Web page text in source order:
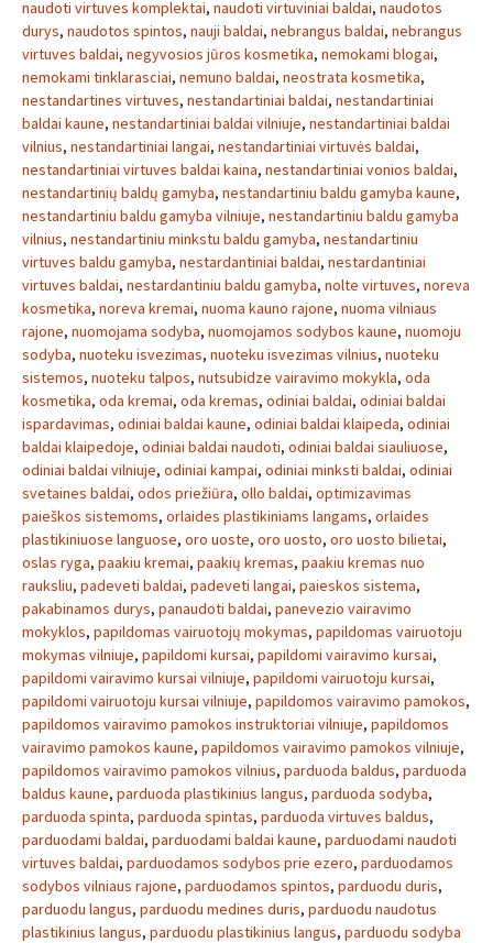
naudoti virtuves komplektai, naudoti virtuviniai baldai, naudotos
durys, naudotos spintos, nauji baldai, nebrangus baldai, nebrangus
virtuves baldai, negyvosios jūros kosmetika, nemokami blogai,
nemokami tinklarasciai, nemuno baldai, neostrata kosmetika,
nestandartines virtuves, nestandartiniai baldai, nestandartiniai
baldai kaune, nestandartiniai baldai vilniuje, nestandartiniai baldai
vilnius, nestandartiniai langai, nestandartiniai virtuvės baldai,
nestandartiniai virtuves baldai kaina, nestandartiniai vonios baldai,
nestandartinių baldų gamyba, nestandartiniu baldu gamyba kaune,
nestandartiniu baldu gamyba vilniuje, nestandartiniu baldu gamyba
vilnius, nestandartiniu minkstu baldu gamyba, nestandartiniu
virtuves baldu gamyba, nestardantiniai baldai, nestardantiniai
virtuves baldai, nestardantiniu baldu gamyba, nolte virtuves, noreva
kosmetika, noreva kremai, nuoma kauno rajone, nuoma vilniaus
rajone, nuomojama sodyba, nuomojamos sodybos kaune, nuomoju
sodyba, nuoteku isvezimas, nuoteku isvezimas vilnius, nuoteku
sistemos, nuoteku talpos, nutsubidze vairavimo mokykla, oda
kosmetika, oda kremai, oda kremas, odiniai baldai, odiniai baldai
ispardavimas, odiniai baldai kaune, odiniai baldai klaipeda, odiniai
baldai klaipedoje, odiniai baldai naudoti, odiniai baldai siauliuose,
odiniai baldai vilniuje, odiniai kampai, odiniai minksti baldai, odiniai
svetaines baldai, odos priežiūra, ollo baldai, optimizavimas
paieškos sistemoms, orlaides plastikiniams langams, orlaides
plastikiniuose languose, oro uoste, oro uosto, oro uosto bilietai,
oslas ryga, paakiu kremai, paakių kremas, paakiu kremas nuo
rauksliu, padeveti baldai, padeveti langai, paieskos sistema,
pakabinamos durys, panaudoti baldai, panevezio vairavimo
mokyklos, papildomas vairuotojų mokymas, papildomas vairuotoju
mokymas vilniuje, papildomi kursai, papildomi vairavimo kursai,
papildomi vairavimo kursai vilniuje, papildomi vairuotoju kursai,
papildomi vairuotoju kursai vilniuje, papildomos vairavimo pamokos,
papildomos vairavimo pamokos instruktoriai vilniuje, papildomos
vairavimo pamokos kaune, papildomos vairavimo pamokos vilniuje,
papildomos vairavimo pamokos vilnius, parduoda baldus, parduoda
baldus kaune, parduoda plastikinius langus, parduoda sodyba,
parduoda spinta, parduoda spintas, parduoda virtuves baldus,
parduodami baldai, parduodami baldai kaune, parduodami naudoti
virtuves baldai, parduodamos sodybos prie ezero, parduodamos
sodybos vilniaus rajone, parduodamos spintos, parduodu duris,
parduodu langus, parduodu medines duris, parduodu naudotus
plastikinius langus, parduodu plastikinius langus, parduodu sodyba